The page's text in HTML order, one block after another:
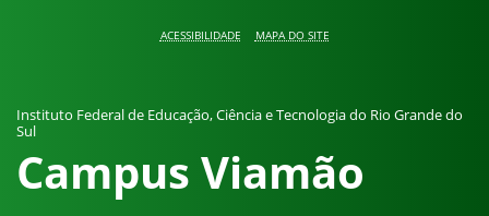
ACESSIBILIDADE MAPA DO SITE
Instituto Federal de Educação, Ciência e Tecnologia do Rio Grande do
Sul
Campus Viamão